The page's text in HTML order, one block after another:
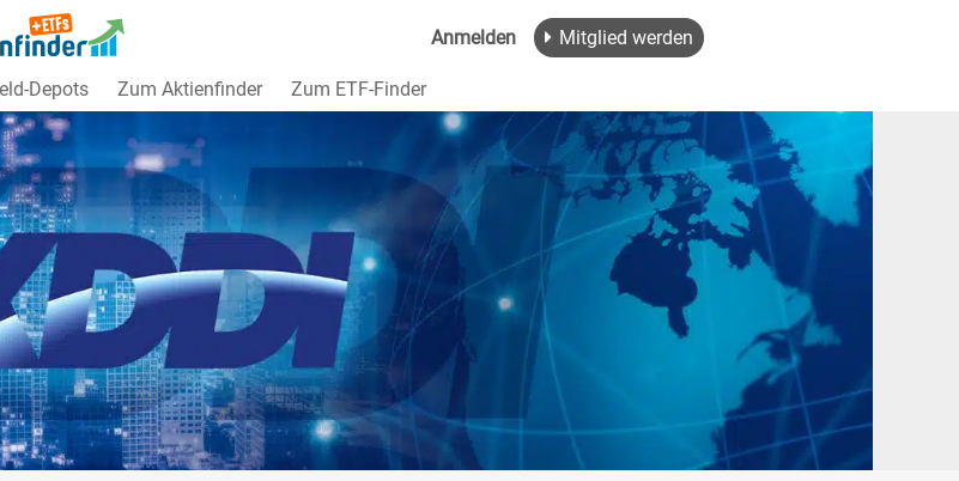
Anmelden Mitglied werden
Depots Zum Aktienfinder Zum ETF-Finder